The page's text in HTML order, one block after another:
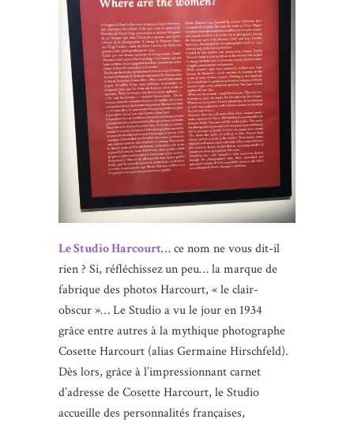
Le Studio Harcourt… ce nom ne vous dit-il
rien ? Si, réfléchissez un peu… la marque de
fabrique des photos Harcourt, « le clair-
obscur »… Le Studio a vu le jour en 1934
grâce entre autres à la mythique photographe
Cosette Harcourt (alias Germaine Hirschfeld).
Dès lors, grâce à l’impressionnant carnet
d’adresse de Cosette Harcourt, le Studio
accueille des personnalités françaises,